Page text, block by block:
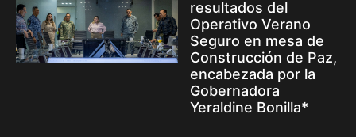
resultados del
Operativo Verano
Seguro en mesa de
Construcción de Paz,
encabezada por la
Gobernadora
Yeraldine Bonilla*